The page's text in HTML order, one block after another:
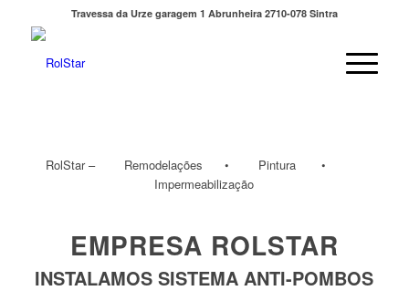
Travessa da Urze garagem 1 Abrunheira 2710-078 Sintra
RolStar – Remodelações • Pintura •
Impermeabilização
EMPRESA ROLSTAR
INSTALAMOS SISTEMA ANTI-POMBOS